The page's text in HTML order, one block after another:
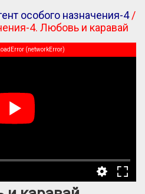
особого назначения-4/
4. Любовь и каравай
(networkError)